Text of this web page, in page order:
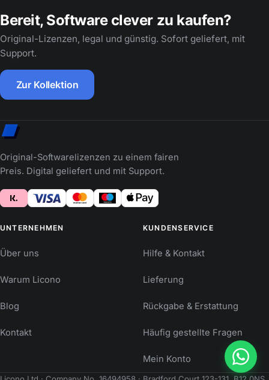
Bereit, Software clever zu kaufen?
Original-Lizenzen, legal und günstig. Sofort geliefert, mit
Support.
Zur Kollektion
Original-Softwarelizenzen zu einem fairen
Preis. Digital geliefert und mit Support.
UNTERNEHMEN
Über uns
Warum Licono
Blog
Kontakt
KUNDENSERVICE
Hilfe & Kontakt
Lieferung
Rückgabe & Erstattung
Häufig gestellte Fragen
Mein Konto